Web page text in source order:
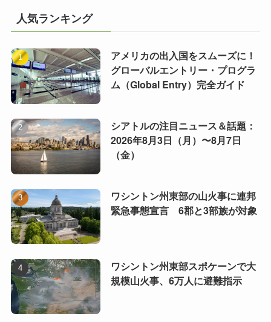
人気ランキング
アメリカの出入国をスムーズに！
グローバルエントリー・プログラ
ム（Global Entry）完全ガイド
シアトルの注目ニュース＆話題：
2026年8月3日（月）〜8月7日
（金）
ワシントン州東部の山火事に連邦
緊急事態宣言 6郡と3部族が対象
ワシントン州東部スポケーンで大
規模山火事、6万人に避難指示